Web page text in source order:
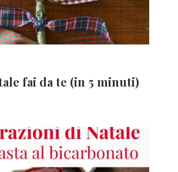
fai da te (in 5 minuti)